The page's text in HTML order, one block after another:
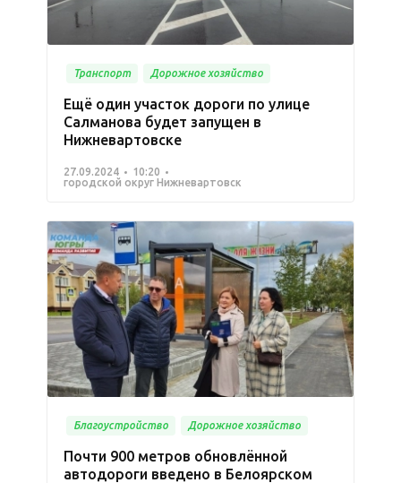
Транспорт Дорожное хозяйство
Ещё один участок дороги по улице
Салманова будет запущен в
Нижневартовске
27.09.2024
10:20
городской округ Нижневартовск
Благоустройство Дорожное хозяйство
Почти 900 метров обновлённой
автодороги введено в Белоярском